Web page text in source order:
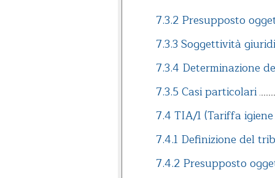
7.3.2 Presupposto
7.3.3 Soggettività
7.3.4 Determinazione
7.3.5 Casi particolari
7.4 TIA/1 (Tariffa
7.4.1 Definizione del
7.4.2 Presupposto